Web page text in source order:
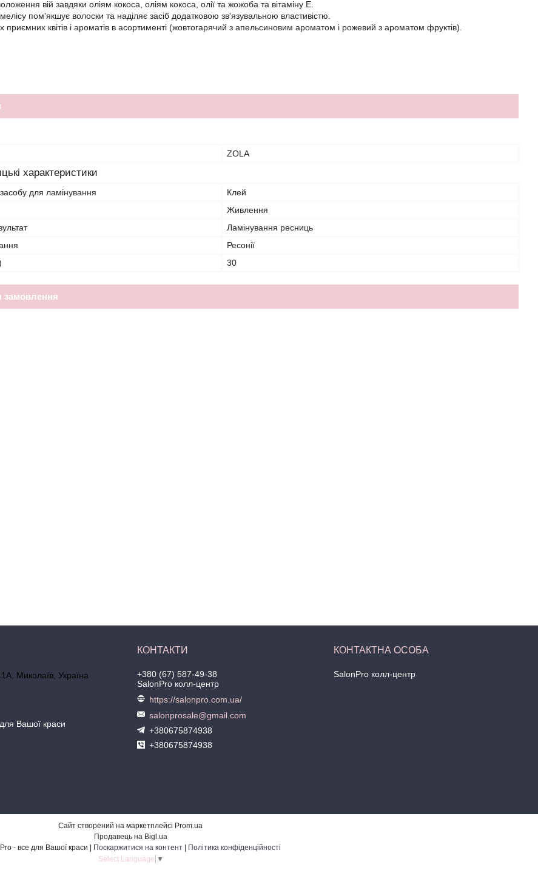
вій завдяки оліям кокоса, оліям кокоса, олії та жожоба та вітаміну Е.
пом'якшує волоски та наділяє засіб додатковою зв'язувальною властивістю.
приємних квітів і ароматів в асортименті (жовтогарячий з апельсиновим ароматом і рожевий з ароматом фруктів).
ZOLA
характеристики
для ламінування
Клей
Живлення
Ламінування ресниць
Ресонії
30
замовлення
Миколаїв, Україна
Вашої краси
+380 (67) 587-49-38
SalonPro колл-центр
https://salonpro.com.ua/
salonprosale@gmail.com
+380675874938
+380675874938
SalonPro колл-центр
Сайт створений на маркетплейсі Prom.ua
Продавець на Bigl.ua
SalonPro - все для Вашої краси | Поскаржитися на контент | Політика конфіденційності
Select Language ▼